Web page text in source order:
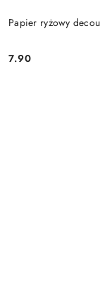
Papier ryżowy
Cena:
7.90